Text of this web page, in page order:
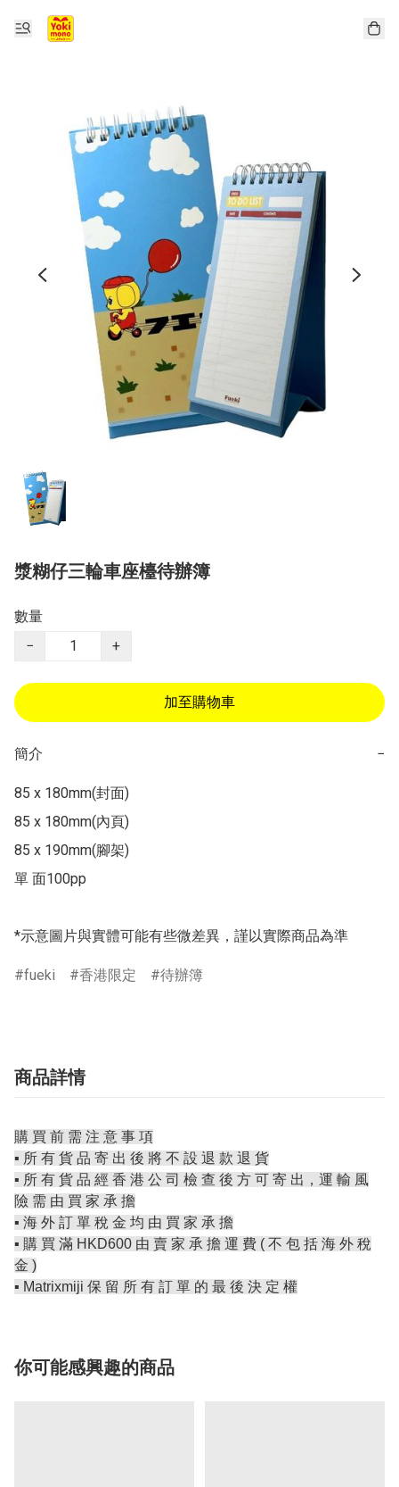
漿糊仔三輪車座檯待辦簿
數量
−
+
加至購物車
簡介 −
85 x 180mm(封面)
85 x 180mm(內頁)
85 x 190mm(腳架)
單 面100pp
*示意圖片與實體可能有些微差異，謹以實際商品為準
fueki 香港限定 待辦簿
商品詳情
購 買 前 需 注 意 事 項
▪️ 所 有 貨 品 寄 出 後 將 不 設 退 款 退 貨
▪️ 所 有 貨 品 經 香 港 公 司 檢 查 後 方 可 寄 出，運 輸 風
險 需 由 買 家 承 擔
▪️ 海 外 訂 單 稅 金 均 由 買 家 承 擔
▪️ 購 買 滿 HKD600 由 賣 家 承 擔 運 費 ( 不 包 括 海 外 稅
金 )
▪️ Matrixmiji 保 留 所 有 訂 單 的 最 後 決 定 權
你可能感興趣的商品